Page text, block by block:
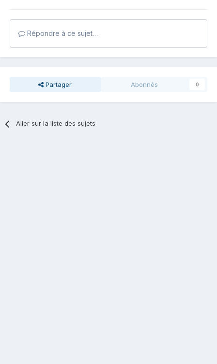
Répondre à ce sujet…
Partager Abonnés 0
Aller sur la liste des sujets